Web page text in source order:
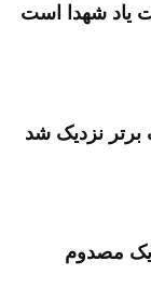
یاد شهدا است
برتر نزدیک شد
یک مصدوم